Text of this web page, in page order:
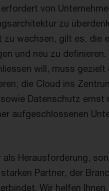
von
zu
zu wachsen, gilt es, die
und neu zu
will, muss gezielt
die Cloud ins
Datenschutz ernst
aufgeschlossenen
Herausforderung,
Partner, der
Wir helfen